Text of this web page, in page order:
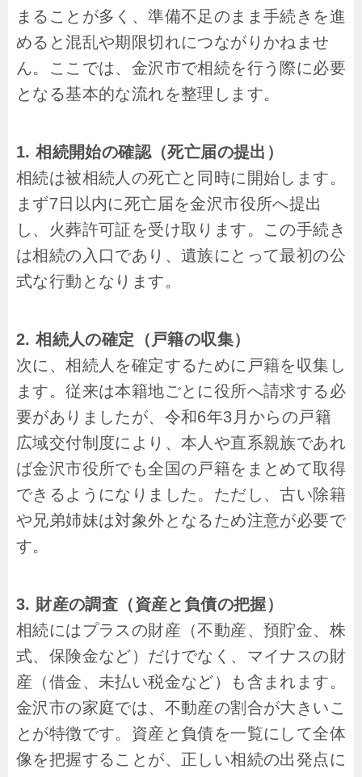
まることが多く、準備不足のまま手続きを進
めると混乱や期限切れにつながりかねませ
ん。ここでは、金沢市で相続を行う際に必要
となる基本的な流れを整理します。
1. 相続開始の確認（死亡届の提出）
相続は被相続人の死亡と同時に開始します。
まず7日以内に死亡届を金沢市役所へ提出
し、火葬許可証を受け取ります。この手続き
は相続の入口であり、遺族にとって最初の公
式な行動となります。
2. 相続人の確定（戸籍の収集）
次に、相続人を確定するために戸籍を収集し
ます。従来は本籍地ごとに役所へ請求する必
要がありましたが、令和6年3月からの戸籍
広域交付制度により、本人や直系親族であれ
ば金沢市役所でも全国の戸籍をまとめて取得
できるようになりました。ただし、古い除籍
や兄弟姉妹は対象外となるため注意が必要で
す。
3. 財産の調査（資産と負債の把握）
相続にはプラスの財産（不動産、預貯金、株
式、保険金など）だけでなく、マイナスの財
産（借金、未払い税金など）も含まれます。
金沢市の家庭では、不動産の割合が大きいこ
とが特徴です。資産と負債を一覧にして全体
像を把握することが、正しい相続の出発点に